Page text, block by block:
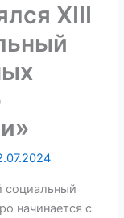
XIII
социальный
начинается с